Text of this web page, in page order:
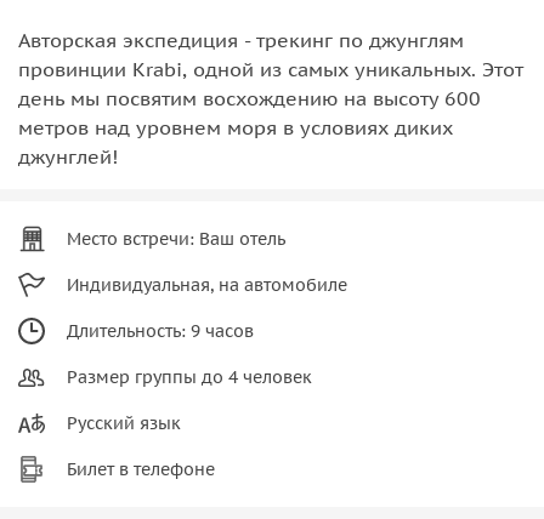
Авторская экспедиция - трекинг по джунглям
провинции Krabi, одной из самых уникальных. Этот
день мы посвятим восхождению на высоту 600
метров над уровнем моря в условиях диких
джунглей!
Место встречи: Ваш отель
Индивидуальная, на автомобиле
Длительность: 9 часов
Размер группы до 4 человек
Русский язык
Билет в телефоне